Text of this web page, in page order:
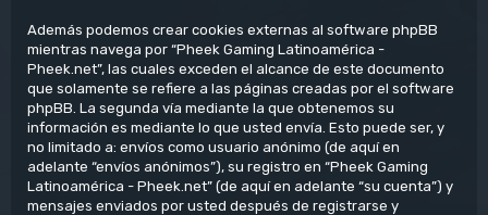
Además podemos crear cookies externas al software phpBB
mientras navega por “Pheek Gaming Latinoamérica -
Pheek.net”, las cuales exceden el alcance de este documento
que solamente se refiere a las páginas creadas por el software
phpBB. La segunda vía mediante la que obtenemos su
información es mediante lo que usted envía. Esto puede ser, y
no limitado a: envíos como usuario anónimo (de aquí en
adelante “envíos anónimos”), su registro en “Pheek Gaming
Latinoamérica - Pheek.net” (de aquí en adelante “su cuenta”) y
mensajes enviados por usted después de registrarse y